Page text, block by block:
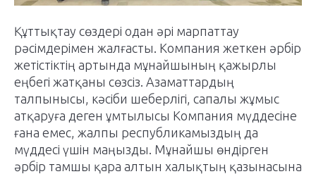
Құттықтау сөздері одан әрі марпаттау
рәсімдерімен жалғасты. Компания жеткен әрбір
жетістіктің артында мұнайшының қажырлы
еңбегі жатқаны сөзсіз. Азаматтардың
талпынысы, кәсіби шеберлігі, сапалы жұмыс
атқаруға деген ұмтылысы Компания мүддесіне
ғана емес, жалпы республикамыздың да
мүддесі үшін маңызды. Мұнайшы өндірген
әрбір тамшы қара алтын халықтың қазынасына